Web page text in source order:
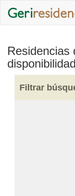
Residencias
Filtrar